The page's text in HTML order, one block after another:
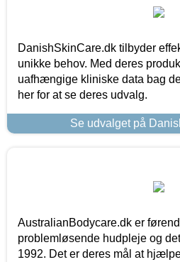
DanishSkinCare.dk tilbyder
unikke behov. Med deres
uafhængige kliniske data bag
her for at se deres udvalg.
Se udvalget på
AustralianBodycare.dk er
problemløsende hudpleje og
1992. Det er deres mål at